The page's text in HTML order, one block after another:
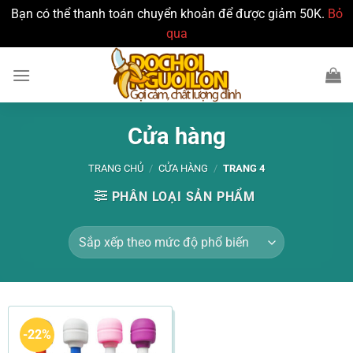
Bạn có thể thanh toán chuyển khoản để được giảm 50K. Bỏ
qua
qua
Cửa hàng
TRANG CHỦ / CỬA HÀNG / TRANG 4
PHÂN LOẠI SẢN PHẨM
-22%